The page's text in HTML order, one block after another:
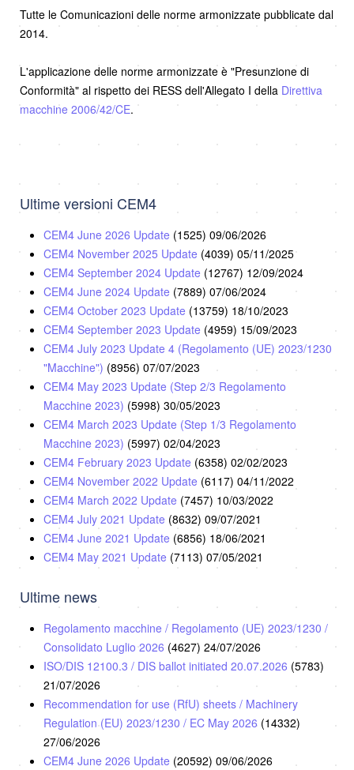
Tutte le Comunicazioni delle norme armonizzate pubblicate dal
2014.
L'applicazione delle norme armonizzate è "Presunzione di
Conformità" al rispetto dei RESS dell'Allegato I della Direttiva
macchine 2006/42/CE.
Ultime versioni CEM4
CEM4 June 2026 Update (1525) 09/06/2026
CEM4 November 2025 Update (4039) 05/11/2025
CEM4 September 2024 Update (12767) 12/09/2024
CEM4 June 2024 Update (7889) 07/06/2024
CEM4 October 2023 Update (13759) 18/10/2023
CEM4 September 2023 Update (4959) 15/09/2023
CEM4 July 2023 Update 4 (Regolamento (UE) 2023/1230
"Macchine") (8956) 07/07/2023
CEM4 May 2023 Update (Step 2/3 Regolamento
Macchine 2023) (5998) 30/05/2023
CEM4 March 2023 Update (Step 1/3 Regolamento
Macchine 2023) (5997) 02/04/2023
CEM4 February 2023 Update (6358) 02/02/2023
CEM4 November 2022 Update (6117) 04/11/2022
CEM4 March 2022 Update (7457) 10/03/2022
CEM4 July 2021 Update (8632) 09/07/2021
CEM4 June 2021 Update (6856) 18/06/2021
CEM4 May 2021 Update (7113) 07/05/2021
Ultime news
Regolamento macchine / Regolamento (UE) 2023/1230 /
Consolidato Luglio 2026 (4627) 24/07/2026
ISO/DIS 12100.3 / DIS ballot initiated 20.07.2026 (5783)
21/07/2026
Recommendation for use (RfU) sheets / Machinery
Regulation (EU) 2023/1230 / EC May 2026 (14332)
27/06/2026
CEM4 June 2026 Update (20592) 09/06/2026